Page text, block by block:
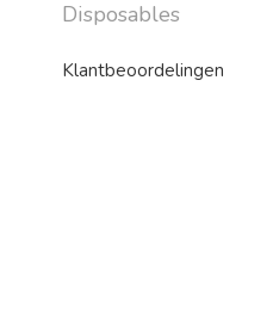
Disposables
Klantbeoordelingen